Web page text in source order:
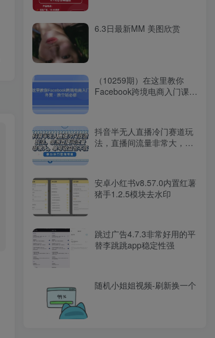
6.3日最新MM 美图欣赏
（10259期）在这里教你
Facebook跨境电商入门课，
抖音半无人直播冷门赛道玩
法，直播间流量非常大，单
安卓小红书v8.57.0内置红薯
猪手1.2.5模块去水印
跳过广告4.7.3非常好用的平
替李跳跳app稳定性强
随机小姐姐视频-刷新换一个